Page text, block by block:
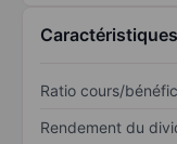
Ratio cours/
Rendement du